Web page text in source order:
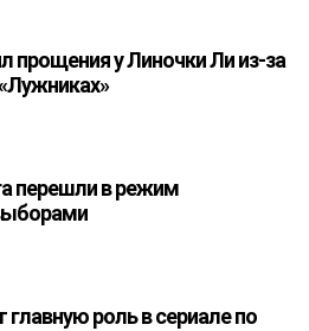
прощения у Линочки Ли из-за
перешли в режим
главную роль в сериале по